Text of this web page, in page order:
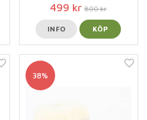
499 kr 800 kr
INFO KÖP
38%